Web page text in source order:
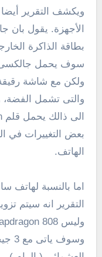
ويكشف التقرير
الأجهزة.
بطاقة الذاكرة
ولكن مع شاشة
والتى تشمل
الى ذالك يحمل قلم S Pen والذى
بعض التغييرات في
الهاتف.
التقرير انه سيتم